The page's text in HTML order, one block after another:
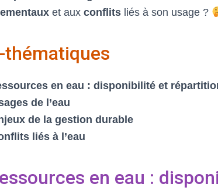
et aux conflits liés à son usage ?
thématiques
en eau : disponibilité et
de l’eau
de la gestion durable
liés à l’eau
en eau :